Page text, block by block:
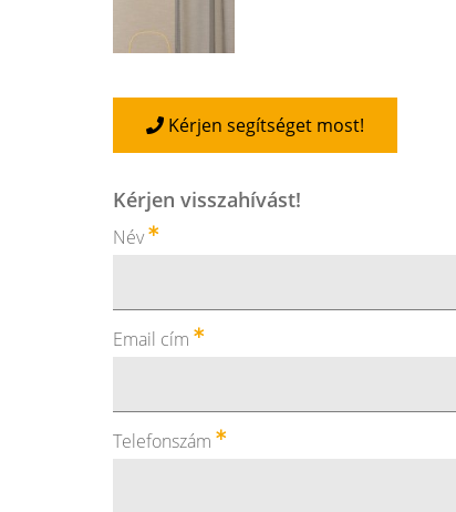
Kérjen segítséget most!
Kérjen visszahívást!
Név
Email cím
Telefonszám